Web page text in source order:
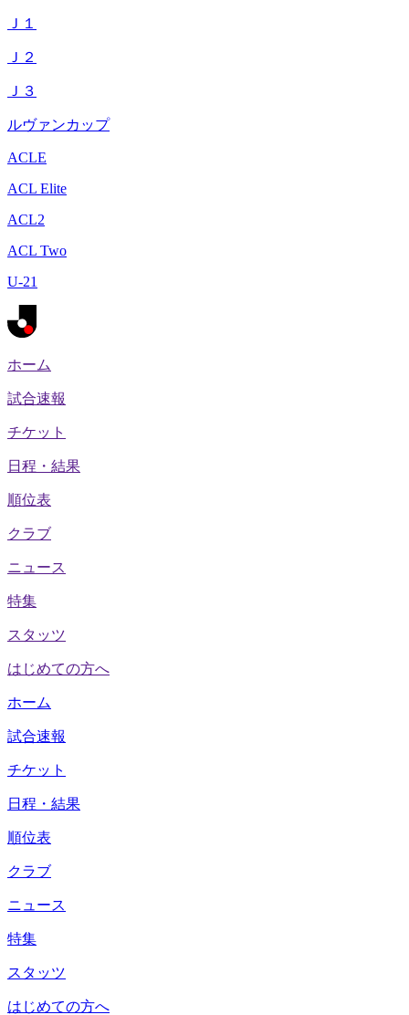
Ｊ１
Ｊ２
Ｊ３
ルヴァンカップ
ACLE
ACL Elite
ACL2
ACL Two
U-21
ホーム
試合速報
チケット
日程・結果
順位表
クラブ
ニュース
特集
スタッツ
はじめての方へ
ホーム
試合速報
チケット
日程・結果
順位表
クラブ
ニュース
特集
スタッツ
はじめての方へ